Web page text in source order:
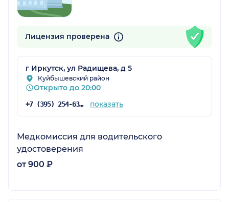
Лицензия проверена
г Иркутск, ул Радищева, д 5
Куйбышевский район
Открыто до 20:00
+7 (395) 254-63-03 показать
Медкомиссия для водительского
удостоверения
от 900 ₽